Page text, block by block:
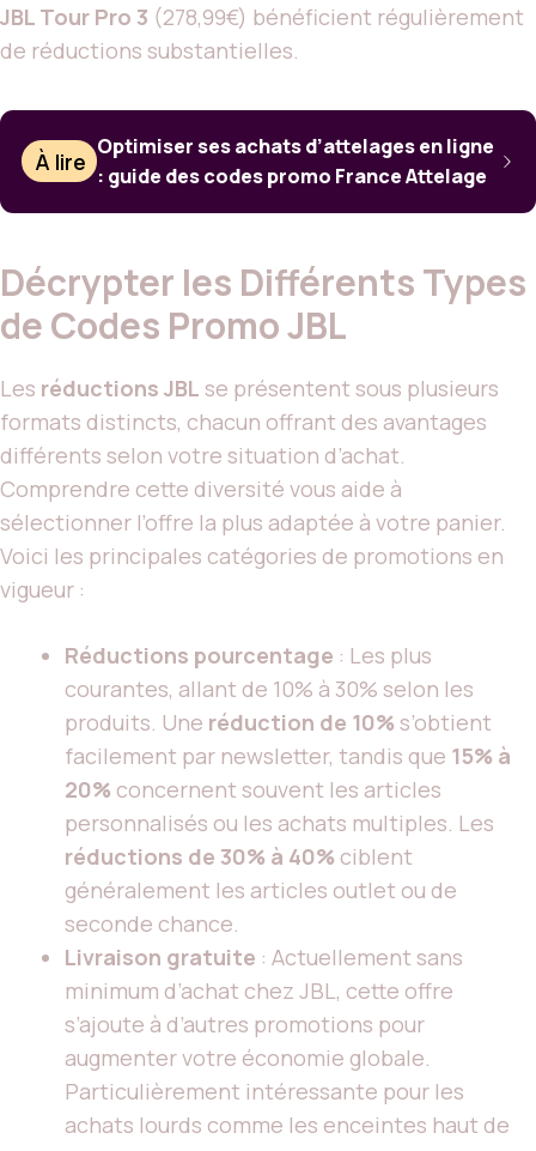
JBL Tour Pro 3 (278,99€) bénéficient régulièrement
de réductions substantielles.
À lire
Optimiser ses achats d’attelages en ligne
: guide des codes promo France Attelage
Décrypter les Différents Types
de Codes Promo JBL
Les réductions JBL se présentent sous plusieurs
formats distincts, chacun offrant des avantages
différents selon votre situation d’achat.
Comprendre cette diversité vous aide à
sélectionner l’offre la plus adaptée à votre panier.
Voici les principales catégories de promotions en
vigueur :
Réductions pourcentage : Les plus
courantes, allant de 10% à 30% selon les
produits. Une réduction de 10% s’obtient
facilement par newsletter, tandis que 15% à
20% concernent souvent les articles
personnalisés ou les achats multiples. Les
réductions de 30% à 40% ciblent
généralement les articles outlet ou de
seconde chance.
Livraison gratuite : Actuellement sans
minimum d’achat chez JBL, cette offre
s’ajoute à d’autres promotions pour
augmenter votre économie globale.
Particulièrement intéressante pour les
achats lourds comme les enceintes haut de